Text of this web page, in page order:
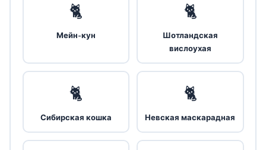
🐈
Мейн-кун
🐈
Шотландская
вислоухая
🐈
Сибирская кошка
🐈
Невская маскарадная